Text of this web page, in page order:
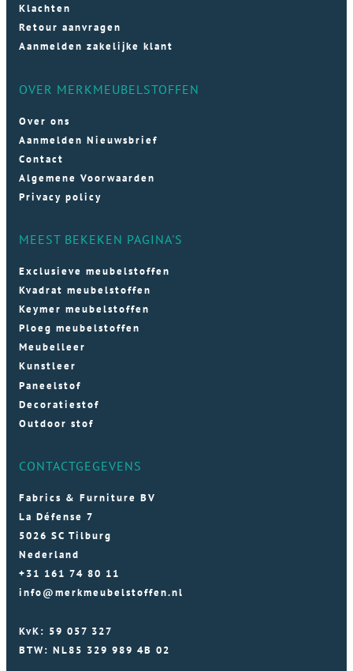
Klachten
Retour aanvragen
Aanmelden zakelijke klant
OVER MERKMEUBELSTOFFEN
Over ons
Aanmelden Nieuwsbrief
Contact
Algemene Voorwaarden
Privacy policy
MEEST BEKEKEN PAGINA'S
Exclusieve meubelstoffen
Kvadrat meubelstoffen
Keymer meubelstoffen
Ploeg meubelstoffen
Meubelleer
Kunstleer
Paneelstof
Decoratiestof
Outdoor stof
CONTACTGEGEVENS
Fabrics & Furniture BV
La Défense 7
5026 SC Tilburg
Nederland
+31 161 74 80 11
info@merkmeubelstoffen.nl
KvK: 59 057 327
BTW: NL85 329 989 4B 02